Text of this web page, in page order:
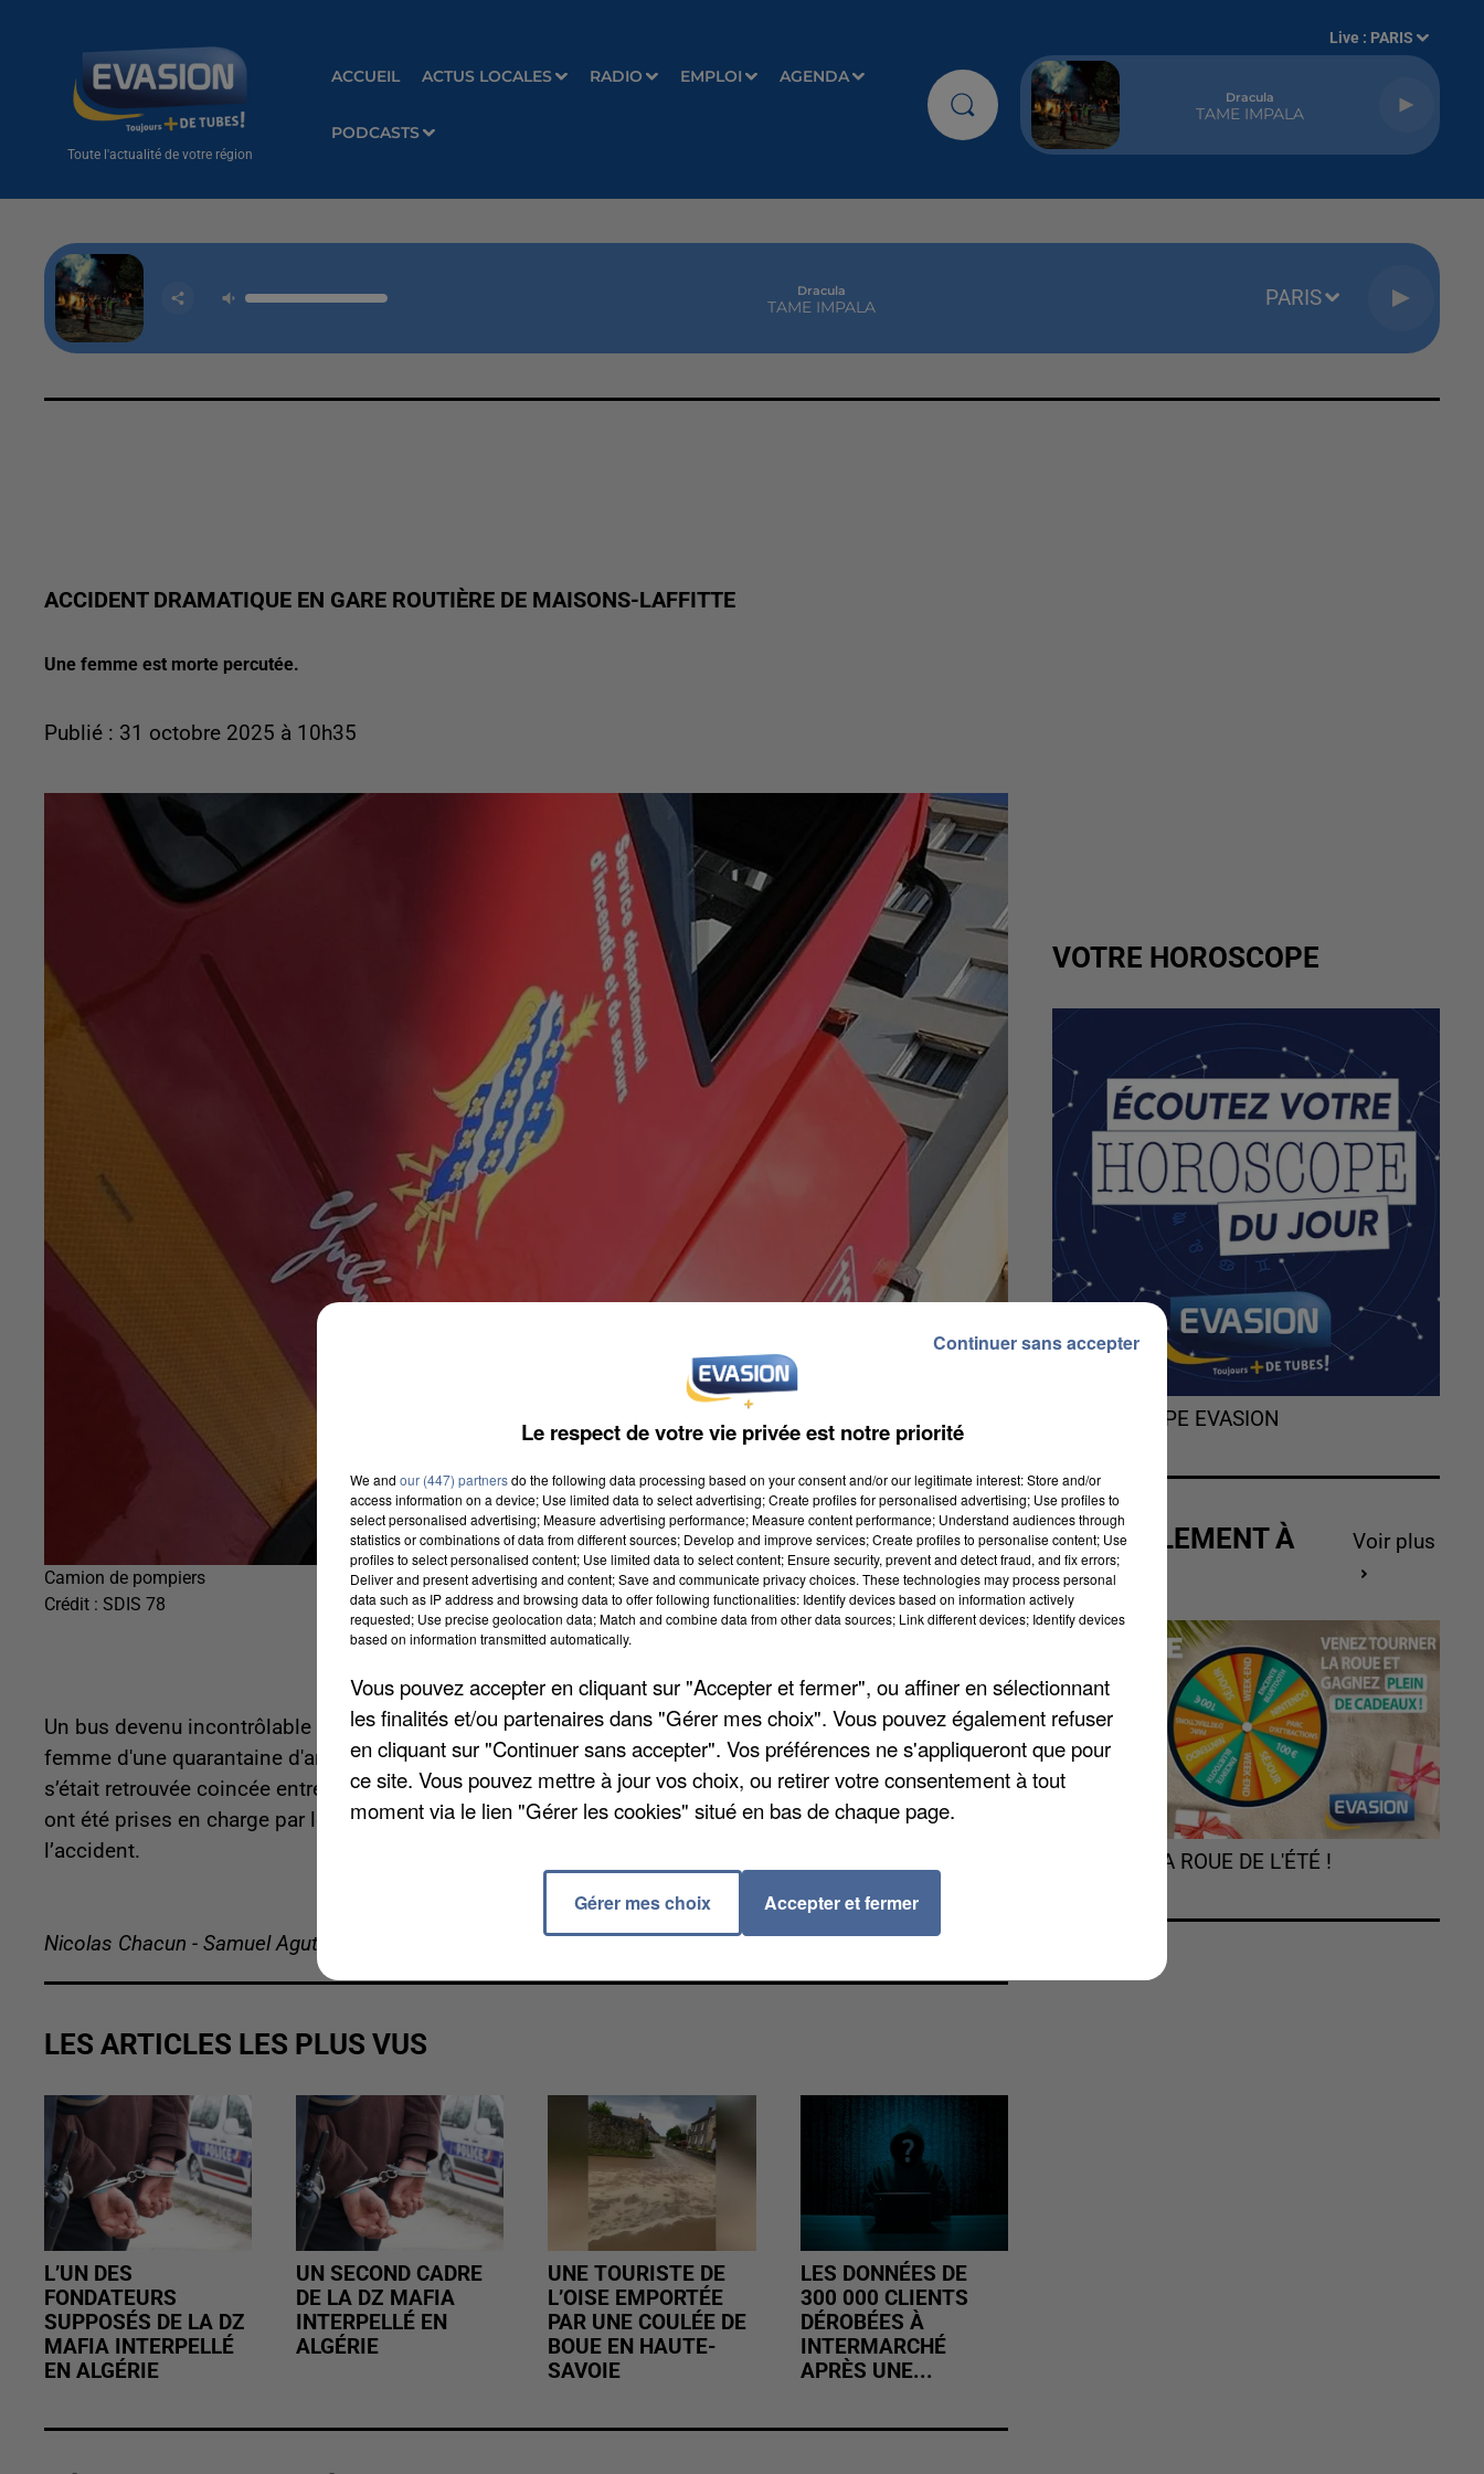
Toute l'actualité de votre région
ACCUEIL ACTUS LOCALES RADIO EMPLOI AGENDA
PODCASTS
Live : PARIS
Dracula
TAME IMPALA
Dracula
TAME IMPALA PARIS
ACCIDENT DRAMATIQUE EN GARE ROUTIÈRE DE MAISONS-LAFFITTE
Une femme est morte percutée.
Publié : 31 octobre 2025 à 10h35
Camion de pompiers
Crédit : SDIS 78
Un bus devenu incontrôlable lors d'une manœuvre s'est encastré contre un mur, hier jeudi, tuant une
femme d'une quarantaine d'années. La victime était clerc de notaire dans la commune. La victime
s’était retrouvée coincée entre le véhicule et le mur. La conductrice du bus et une adolescente témoin
ont été prises en charge par les secours. Une enquête est en cours pour déterminer les causes de
l’accident.
Nicolas Chacun - Samuel Agutter
LES ARTICLES LES PLUS VUS
L’UN DES
FONDATEURS
SUPPOSÉS DE LA DZ
MAFIA INTERPELLÉ
EN ALGÉRIE
UN SECOND CADRE
DE LA DZ MAFIA
INTERPELLÉ EN
ALGÉRIE
UNE TOURISTE DE
L’OISE EMPORTÉE
PAR UNE COULÉE DE
BOUE EN HAUTE-
SAVOIE
LES DONNÉES DE
300 000 CLIENTS
DÉROBÉES À
INTERMARCHÉ
APRÈS UNE...
VOTRE HOROSCOPE
L'HOROSCOPE EVASION
ACTUELLEMENT À
GAGNER
Voir plus
TOURNEZ LA ROUE DE L'ÉTÉ !
Le respect de votre vie privée est notre priorité
We and our (447) partnersdo the following data processing based on your consent and/or our legitimate interest: Store and/or
access information on a device; Use limited data to select advertising; Create profiles for personalised advertising; Use profiles to
select personalised advertising; Measure advertising performance; Measure content performance; Understand audiences through
statistics or combinations of data from different sources; Develop and improve services; Create profiles to personalise content; Use
profiles to select personalised content; Use limited data to select content; Ensure security, prevent and detect fraud, and fix errors;
Deliver and present advertising and content; Save and communicate privacy choices. These technologies may process personal
data such as IP address and browsing data to offer following functionalities: Identify devices based on information actively
requested; Use precise geolocation data; Match and combine data from other data sources; Link different devices; Identify devices
based on information transmitted automatically.
Vous pouvez accepter en cliquant sur "Accepter et fermer", ou affiner en sélectionnant
les finalités et/ou partenaires dans "Gérer mes choix". Vous pouvez également refuser
en cliquant sur "Continuer sans accepter". Vos préférences ne s'appliqueront que pour
ce site. Vous pouvez mettre à jour vos choix, ou retirer votre consentement à tout
moment via le lien "Gérer les cookies" situé en bas de chaque page.
Gérer mes choix Accepter et fermer
Continuer sans accepter